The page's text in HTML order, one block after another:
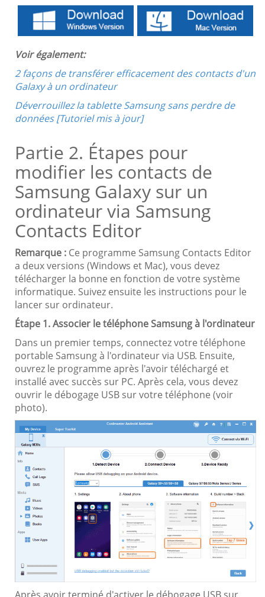
Voir également:
2 façons de transférer efficacement des contacts d'un
Galaxy à un ordinateur
Déverrouillez la tablette Samsung sans perdre de
données [Tutoriel mis à jour]
Partie 2. Étapes pour
modifier les contacts de
Samsung Galaxy sur un
ordinateur via Samsung
Contacts Editor
Remarque : Ce programme Samsung Contacts Editor
a deux versions (Windows et Mac), vous devez
télécharger la bonne en fonction de votre système
informatique. Suivez ensuite les instructions pour le
lancer sur ordinateur.
Étape 1. Associer le téléphone Samsung à l'ordinateur
Dans un premier temps, connectez votre téléphone
portable Samsung à l'ordinateur via USB. Ensuite,
ouvrez le programme après l'avoir téléchargé et
installé avec succès sur PC. Après cela, vous devez
ouvrir le débogage USB sur votre téléphone (voir
photo).